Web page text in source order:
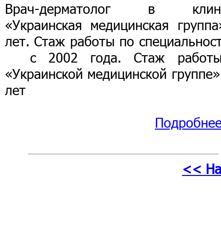
Врач-дерматолог в
«Украинская медицинская
лет. Стаж работы по
с 2002 года. Стаж
«Украинской медицинской
лет
<<